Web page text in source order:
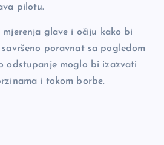
pilotu.
mjerenja glave i očiju kako bi
poravnat sa pogledom
odstupanje moglo bi izazvati
i tokom borbe.